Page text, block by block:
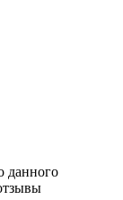
данного